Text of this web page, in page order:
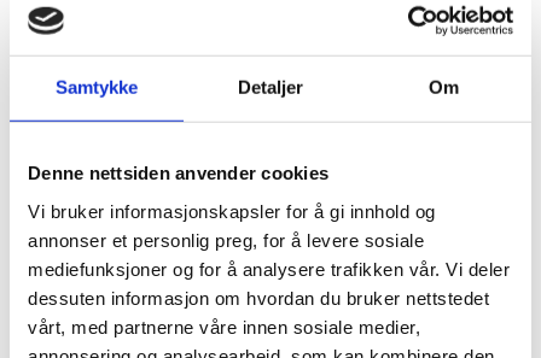
Samtykke Detaljer Om
Denne nettsiden anvender cookies
Vi bruker informasjonskapsler for å gi innhold og
annonser et personlig preg, for å levere sosiale
mediefunksjoner og for å analysere trafikken vår. Vi deler
dessuten informasjon om hvordan du bruker nettstedet
vårt, med partnerne våre innen sosiale medier,
LES MER